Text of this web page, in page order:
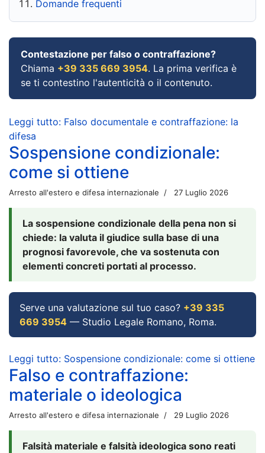
Domande frequenti
Contestazione per falso o contraffazione?
Chiama +39 335 669 3954. La prima verifica è
se ti contestino l'autenticità o il contenuto.
Leggi tutto: Falso documentale e contraffazione: la
difesa
Sospensione condizionale:
come si ottiene
Arresto all'estero e difesa internazionale 27 Luglio 2026
La sospensione condizionale della pena non si
chiede: la valuta il giudice sulla base di una
prognosi favorevole, che va sostenuta con
elementi concreti portati al processo.
Serve una valutazione sul tuo caso? +39 335
669 3954 — Studio Legale Romano, Roma.
Leggi tutto: Sospensione condizionale: come si ottiene
Falso e contraffazione:
materiale o ideologica
Arresto all'estero e difesa internazionale 29 Luglio 2026
Falsità materiale e falsità ideologica sono reati